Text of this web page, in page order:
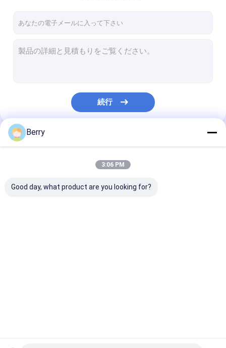
続行
私たちのカテゴリー
Berry
3:06 PM
Good day, what product are you looking for?